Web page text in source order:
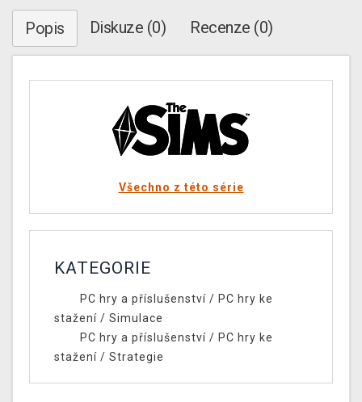
Popis Diskuze (0) Recenze (0)
Všechno z této série
KATEGORIE
PC hry a příslušenství/ PC hry ke
stažení / Simulace
PC hry a příslušenství/ PC hry ke
stažení / Strategie